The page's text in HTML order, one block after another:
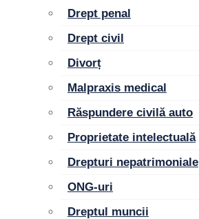
Drept penal
Drept civil
Divorț
Malpraxis medical
Răspundere civilă auto
Proprietate intelectuală
Drepturi nepatrimoniale
ONG-uri
Dreptul muncii